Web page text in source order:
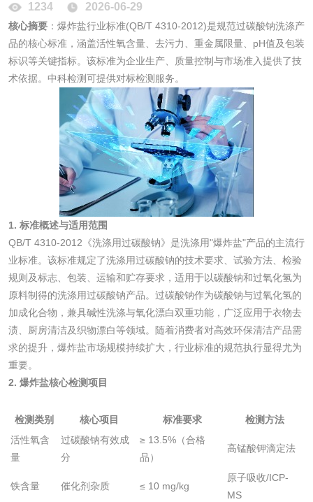
1234 2026-06-29
核心摘要 ：爆炸盐行业标准(QB/T 4310-2012)是规范过碳酸钠洗涤产
品的核心标准，涵盖活性氧含量、去污力、重金属限量、pH值及包装
标识等关键指标。该标准为企业生产、质量控制与市场准入提供了技
术依据。中科检测可提供对标检测服务。
1. 标准概述与适用范围
QB/T 4310-2012《洗涤用过碳酸钠》是洗涤用"爆炸盐"产品的主流行
业标准。该标准规定了洗涤用过碳酸钠的技术要求、试验方法、检验
规则及标志、包装、运输和贮存要求，适用于以碳酸钠和过氧化氢为
原料制得的洗涤用过碳酸钠产品。过碳酸钠作为碳酸钠与过氧化氢的
加成化合物，兼具碱性洗涤与氧化漂白双重功能，广泛应用于衣物去
渍、厨房清洁及织物漂白等领域。随着消费者对高效环保清洁产品需
求的提升，爆炸盐市场规模持续扩大，行业标准的规范执行显得尤为
重要。
2. 爆炸盐核心检测项目
检测类别 核心项目 标准要求
检测方法
活性氧含
量
过碳酸钠有效成
分
≥ 13.5%（合格
品）
高锰酸钾滴定法
铁含量 催化剂杂质 ≤ 10 mg/kg
原子吸收/ICP-
MS
化妆品眼刺激试验 化妆品皮肤刺激试
化妆品急性经口毒
性试验
化妆品皮肤变态反
应试验
皮肤光变态反应试
验
日化产品
洗衣液检测 洗涤剂检测
花露水检测 蚊香液检测
清洗剂检测 日化产品毒理检测
洗手液检测
水处理药剂检测 聚丙烯酰胺检测
工业乳状氢氧化钙 铝酸钙检测